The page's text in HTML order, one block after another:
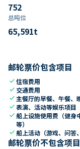
752
总吨位
65,591t
邮轮票价包含项目
check住宿费用
check 交通费用
check 主餐厅的早餐、午餐、
check表演、活动等娱乐项目
check船上设施使用费（健身
等）
check船上活动（游戏、问答
邮轮票价不包含项目